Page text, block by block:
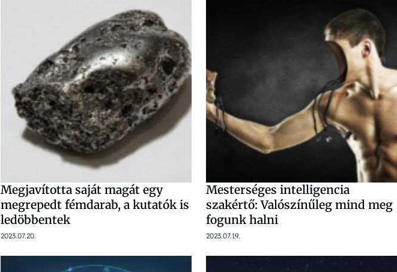
Megjavította saját magát egy
megrepedt fémdarab, a kutatók is
ledöbbentek
2023.07.20.
Mesterséges intelligencia
szakértő: Valószínűleg mind meg
fogunk halni
2023.07.19.